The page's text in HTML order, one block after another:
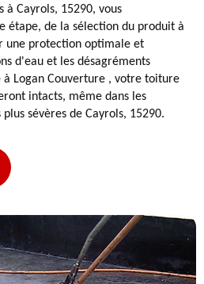
à Cayrols, 15290, vous
étape, de la sélection du produit à
une protection optimale et
d'eau et les désagréments
Logan Couverture , votre toiture
intacts, même dans les
sévères de Cayrols, 15290.